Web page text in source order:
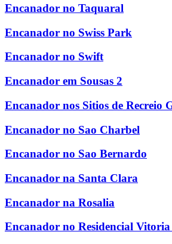
Encanador no Taquaral
Encanador no Swiss Park
Encanador no Swift
Encanador em Sousas 2
Encanador nos Sitios de Recreio
Encanador no Sao Charbel
Encanador no Sao Bernardo
Encanador na Santa Clara
Encanador na Rosalia
Encanador no Residencial